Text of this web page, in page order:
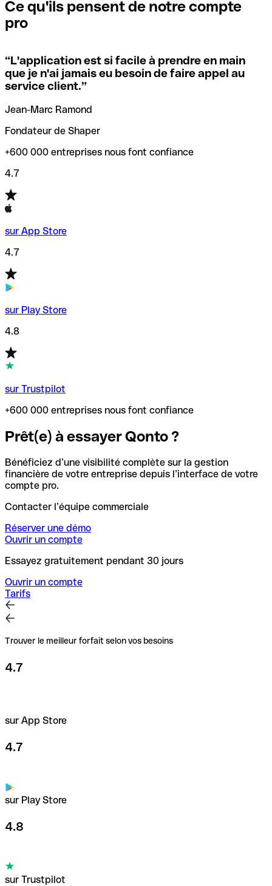
signifie que vous avez le code de l'une des succursales
locales.
Si vous n'êtes pas sûr du code SWIFT que vous devriez
utiliser, nous avons développé un outil de recherche de
codes SWIFT par nom de banque.
vérification/recherche de codes SWIFT. Ainsi, vous pouvez
trouver et vérifier vos codes SWIFT avant de réaliser vos
transferts d’argent.
Ce qu'ils pensent de notre compte
pro
“L'application est si facile à prendre en main
que je n'ai jamais eu besoin de faire appel au
service client.”
Jean-Marc Ramond
Fondateur de Shaper
+600 000 entreprises nous font confiance
4.7
sur App Store
4.7
sur Play Store
4.8
sur Trustpilot
+600 000 entreprises nous font confiance
Prêt(e) à essayer Qonto ?
Bénéficiez d’une visibilité complète sur la gestion
financière de votre entreprise depuis l’interface de votre
compte pro.
Contacter l’équipe commerciale
Réserver une démo
Ouvrir un compte
Essayez gratuitement pendant 30 jours
Ouvrir un compte
Tarifs
Trouver le meilleur forfait selon vos besoins
4.7
sur App Store
4.7
sur Play Store
4.8
sur Trustpilot